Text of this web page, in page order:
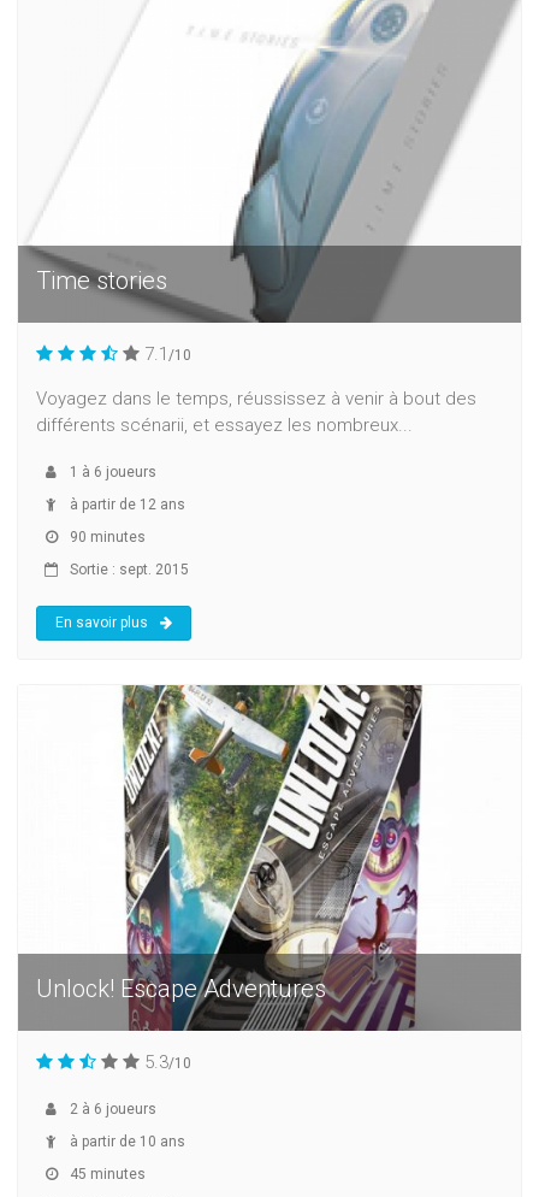
Time stories
7.1 /10
Voyagez dans le temps, réussissez à venir à bout des
différents scénarii, et essayez les nombreux...
1 à 6 joueurs
à partir de 12 ans
90 minutes
Sortie : sept. 2015
En savoir plus
Unlock! Escape Adventures
5.3/10
2 à 6 joueurs
à partir de 10 ans
45 minutes